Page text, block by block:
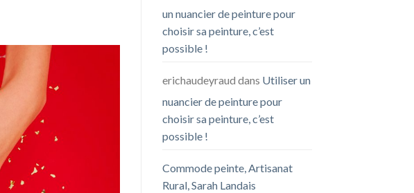
un nuancier de peinture pour
choisir sa peinture, c’est
possible !
erichaudeyraud dans Utiliser un
nuancier de peinture pour
choisir sa peinture, c’est
possible !
Commode peinte, Artisanat
Rural, Sarah Landais